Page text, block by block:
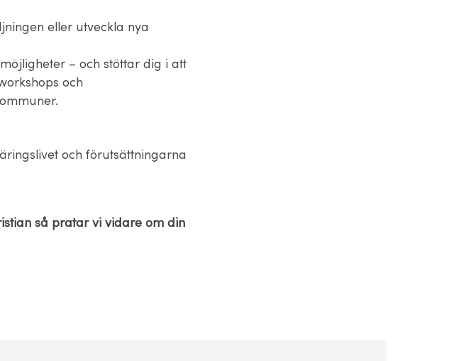
eller utveckla nya
– och stöttar dig i att
och
och förutsättningarna
så pratar vi vidare om din